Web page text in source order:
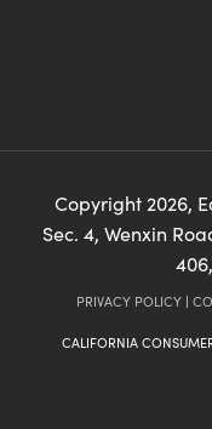
Copyright 2026,
Sec. 4, Wenxin
PRIVACY POLICY |
CALIFORNIA